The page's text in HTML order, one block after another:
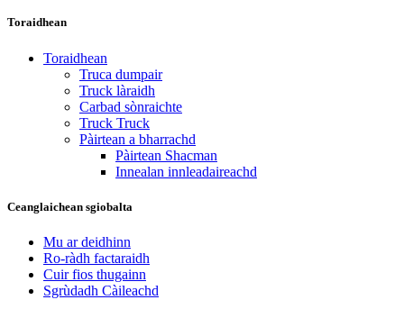
Toraidhean
Toraidhean
Truca dumpair
Truck làraidh
Carbad sònraichte
Truck Truck
Pàirtean a bharrachd
Pàirtean Shacman
Innealan innleadaireachd
Ceanglaichean sgiobalta
Mu ar deidhinn
Ro-ràdh factaraidh
Cuir fios thugainn
Sgrùdadh Càileachd